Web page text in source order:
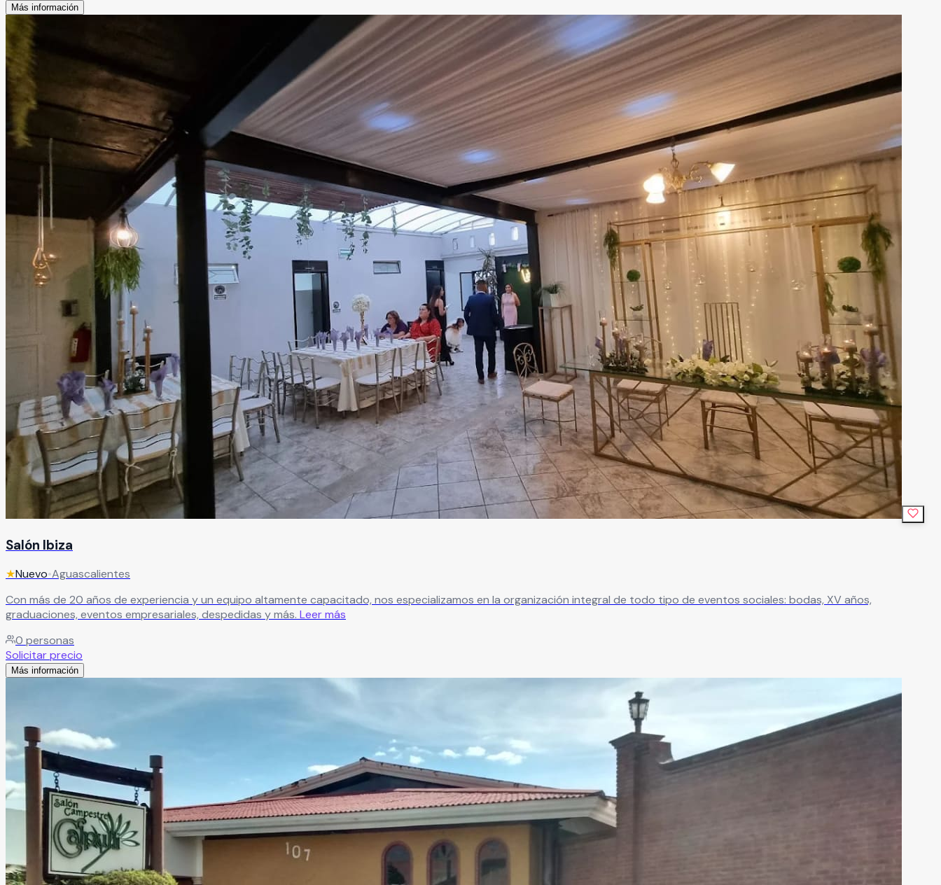
Más información
Salón Ibiza
★Nuevo•Aguascalientes
Con más de 20 años de experiencia y un equipo altamente capacitado, nos especializamos en la organización integral de todo tipo de eventos sociales: bodas, XV años,
graduaciones, eventos empresariales, despedidas y más. Leer más
0 personas
Solicitar precio
Más información